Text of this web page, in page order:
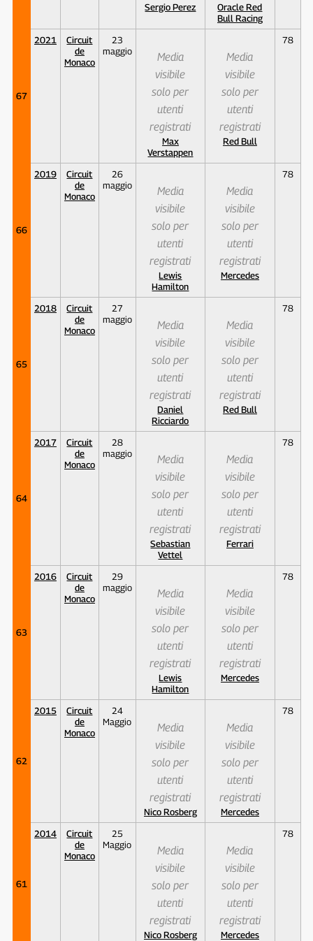
Sergio Perez
Oracle Red
Bull Racing
67
2021
Circuit
de
Monaco
23
maggio
Media
visibile
solo per
utenti
registrati
Max
Verstappen
Media
visibile
solo per
utenti
registrati
Red Bull
78
66
2019
Circuit
de
Monaco
26
maggio
Media
visibile
solo per
utenti
registrati
Lewis
Hamilton
Media
visibile
solo per
utenti
registrati
Mercedes
78
65
2018
Circuit
de
Monaco
27
maggio
Media
visibile
solo per
utenti
registrati
Daniel
Ricciardo
Media
visibile
solo per
utenti
registrati
Red Bull
78
64
2017
Circuit
de
Monaco
28
maggio
Media
visibile
solo per
utenti
registrati
Sebastian
Vettel
Media
visibile
solo per
utenti
registrati
Ferrari
78
63
2016
Circuit
de
Monaco
29
maggio
Media
visibile
solo per
utenti
registrati
Lewis
Hamilton
Media
visibile
solo per
utenti
registrati
Mercedes
78
62
2015
Circuit
de
Monaco
24
Maggio
Media
visibile
solo per
utenti
registrati
Nico Rosberg
Media
visibile
solo per
utenti
registrati
Mercedes
78
61
2014
Circuit
de
Monaco
25
Maggio
Media
visibile
solo per
utenti
registrati
Nico Rosberg
Media
visibile
solo per
utenti
registrati
Mercedes
78